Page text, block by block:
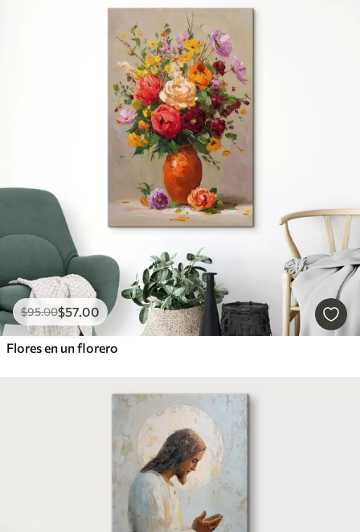
$95.00$57.00
Flores en un florero